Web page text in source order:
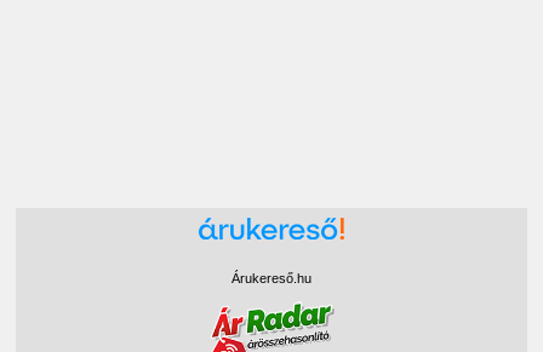
Árukereső.hu